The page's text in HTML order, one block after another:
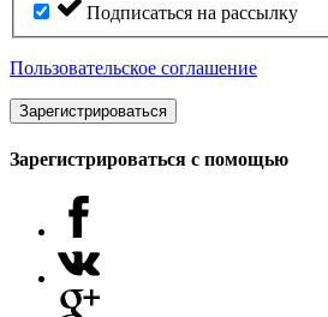
Подписаться на рассылку
Пользовательское соглашение
Зарегистрироваться
Зарегистрироваться с помощью